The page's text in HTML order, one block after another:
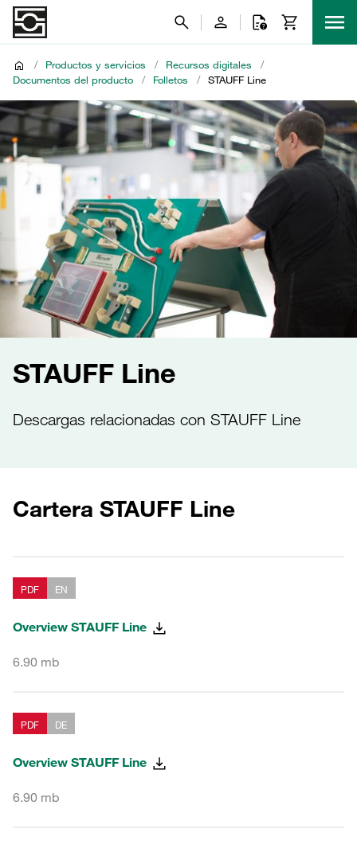
/ Productos y servicios / Recursos digitales
/
Documentos del producto
/ Folletos / STAUFF Line
STAUFF Line
Descargas relacionadas con STAUFF Line
Cartera STAUFF Line
PDF EN
Overview STAUFF Line
6.90 mb
PDF DE
Overview STAUFF Line
6.90 mb